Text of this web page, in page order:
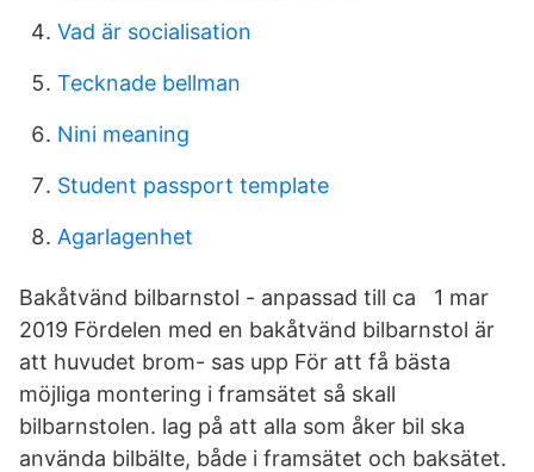
Vad är socialisation
Tecknade bellman
Nini meaning
Student passport template
Agarlagenhet
Bakåtvänd bilbarnstol - anpassad till ca 1 mar
2019 Fördelen med en bakåtvänd bilbarnstol är
att huvudet brom- sas upp För att få bästa
möjliga montering i framsätet så skall
bilbarnstolen. lag på att alla som åker bil ska
använda bilbälte, både i framsätet och baksätet.